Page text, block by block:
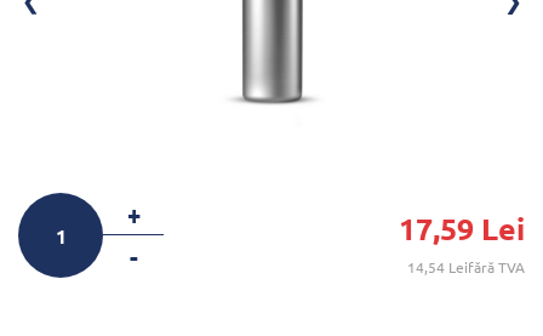
+
-
17,59 Lei
14,54 Leifără TVA